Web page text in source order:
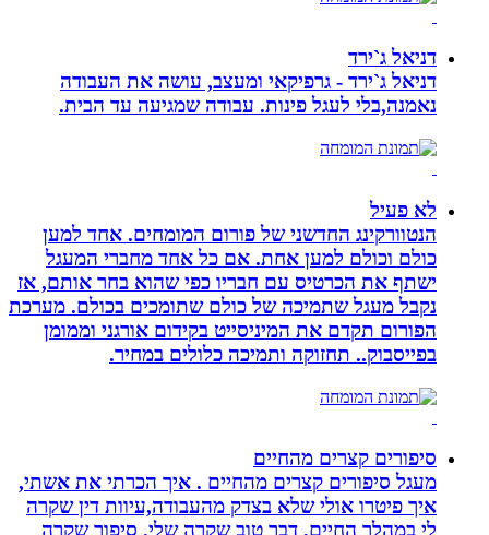
דניאל ג`ירד
דניאל ג`ירד - גרפיקאי ומעצב, עושה את העבודה
נאמנה,בלי לעגל פינות. עבודה שמגיעה עד הבית.
לא פעיל
הנטוורקינג החדשני של פורום המומחים. אחד למען
כולם וכולם למען אחת. אם כל אחד מחברי המעגל
ישתף את הכרטיס עם חבריו כפי שהוא בחר אותם, אז
נקבל מעגל שתמיכה של כולם שתומכים בכולם. מערכת
הפורום תקדם את המיניסייט בקידום אורגני וממומן
בפייסבוק.. תחזוקה ותמיכה כלולים במחיר.
סיפורים קצרים מהחיים
מעגל סיפורים קצרים מהחיים . איך הכרתי את אשתי,
איך פיטרו אולי שלא בצדק מהעבודה,עיוות דין שקרה